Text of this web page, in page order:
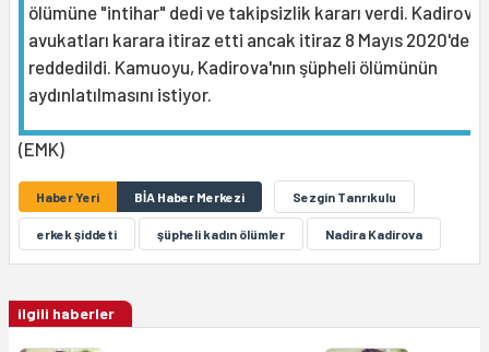
ölümüne "intihar" dedi ve takipsizlik kararı verdi.
avukatları karara itiraz etti ancak itiraz 8 Mayıs 2020'de
reddedildi. Kamuoyu, Kadirova'nın şüpheli ölümünün
aydınlatılmasını istiyor.
(EMK)
Haber Yeri BİA Haber Merkezi Sezgin Tanrıkulu
erkek şiddeti şüpheli kadın ölümler Nadira Kadirova
ilgili haberler